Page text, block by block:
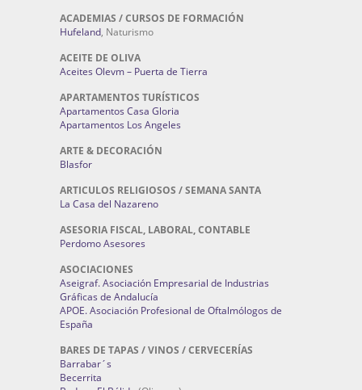
ACADEMIAS / CURSOS DE FORMACIÓN
Hufeland, Naturismo
ACEITE DE OLIVA
Aceites Olevm – Puerta de Tierra
APARTAMENTOS TURÍSTICOS
Apartamentos Casa Gloria
Apartamentos Los Angeles
ARTE & DECORACIÓN
Blasfor
ARTICULOS RELIGIOSOS / SEMANA SANTA
La Casa del Nazareno
ASESORIA FISCAL, LABORAL, CONTABLE
Perdomo Asesores
ASOCIACIONES
Aseigraf. Asociación Empresarial de Industrias
Gráficas de Andalucía
APOE. Asociación Profesional de Oftalmólogos de
España
BARES DE TAPAS / VINOS / CERVECERÍAS
Barrabar´s
Becerrita